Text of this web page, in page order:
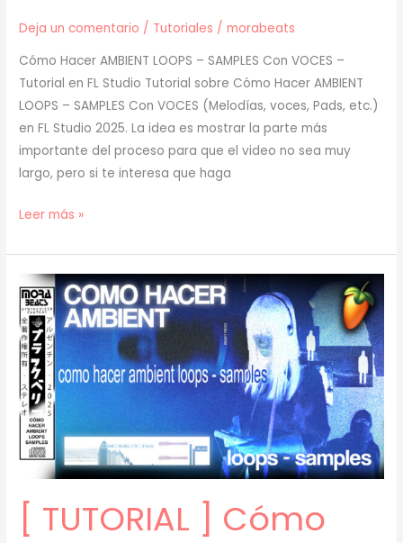
Deja un comentario / Tutoriales /morabeats
Cómo Hacer AMBIENT LOOPS – SAMPLES Con VOCES –
Tutorial en FL Studio Tutorial sobre Cómo Hacer AMBIENT
LOOPS – SAMPLES Con VOCES (Melodías, voces, Pads, etc.)
en FL Studio 2025. La idea es mostrar la parte más
importante del proceso para que el video no sea muy
largo, pero si te interesa que haga
[
]
Cómo
Hacer
AMBIENT
LOOPS
–
SAMPLES
Con
VOCES
(prod.
mora)
[58]
Leer más »
[ TUTORIAL ] Cómo